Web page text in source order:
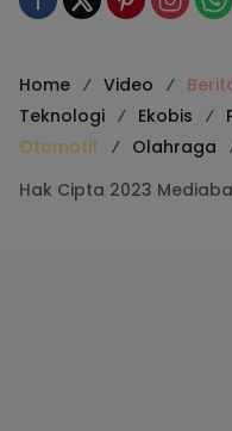
Home Video
Teknologi
Ekobis
Otomotif
Olahraga
Hak Cipta 2023